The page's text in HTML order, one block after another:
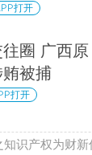
打开
圈 广西原
被捕
打开
识产权为财